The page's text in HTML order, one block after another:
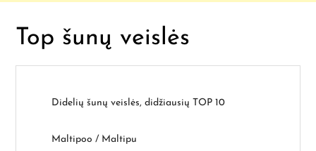
r
p
į
Top šunų veislės
Didelių šunų veislės, didžiausių TOP 10
Maltipoo / Maltipu